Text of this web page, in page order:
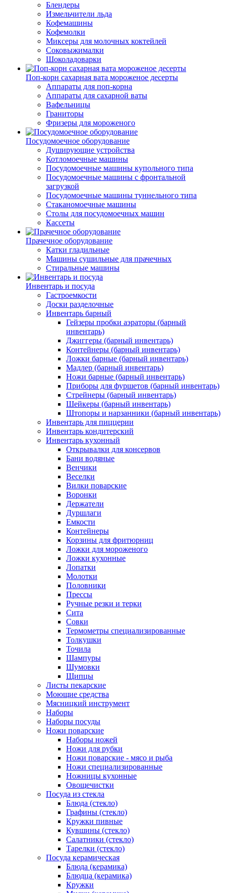
Блендеры
Измельчители льда
Кофемашины
Кофемолки
Миксеры для молочных коктейлей
Соковыжималки
Шоколадоварки
Поп-корн сахарная вата мороженое десерты
Аппараты для поп-корна
Аппараты для сахарной ваты
Вафельницы
Граниторы
Фризеры для мороженого
Посудомоечное оборудование
Душирующие устройства
Котломоечные машины
Посудомоечные машины купольного типа
Посудомоечные машины с фронтальной
загрузкой
Посудомоечные машины туннельного типа
Стаканомоечные машины
Столы для посудомоечных машин
Кассеты
Прачечное оборудование
Катки гладильные
Машины сушильные для прачечных
Стиральные машины
Инвентарь и посуда
Гастроемкости
Доски разделочные
Инвентарь барный
Гейзеры пробки аэраторы (барный
инвентарь)
Джиггеры (барный инвентарь)
Контейнеры (барный инвентарь)
Ложки барные (барный инвентарь)
Мадлер (барный инвентарь)
Ножи барные (барный инвентарь)
Приборы для фуршетов (барный инвентарь)
Стрейнеры (барный инвентарь)
Шейкеры (барный инвентарь)
Штопоры и нарзанники (барный инвентарь)
Инвентарь для пиццерии
Инвентарь кондитерский
Инвентарь кухонный
Открывалки для консервов
Бани водяные
Венчики
Веселки
Вилки поварские
Воронки
Держатели
Дуршлаги
Емкости
Контейнеры
Корзины для фритюрниц
Ложки для мороженого
Ложки кухонные
Лопатки
Молотки
Половники
Прессы
Ручные резки и терки
Сита
Совки
Термометры специализированные
Толкушки
Точила
Шампуры
Шумовки
Щипцы
Листы пекарские
Моющие средства
Мясницкий инструмент
Наборы
Наборы посуды
Ножи поварские
Наборы ножей
Ножи для рубки
Ножи поварские - мясо и рыба
Ножи специализированные
Ножницы кухонные
Овощечистки
Посуда из стекла
Блюда (стекло)
Графины (стекло)
Кружки пивные
Кувшины (стекло)
Салатники (стекло)
Тарелки (стекло)
Посуда керамическая
Блюда (керамика)
Блюдца (керамика)
Кружки